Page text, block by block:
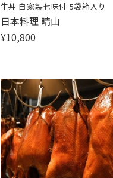
牛丼 自家製七味付 5袋箱入り
販
売
日本料理 晴山
¥10,800